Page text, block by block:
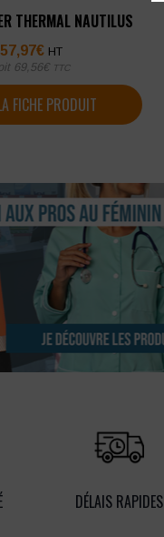
THERMAL NAUTILUS
57,97€ HT
69,56€ TTC
FICHE PRODUIT
DÉLAIS RAPIDES